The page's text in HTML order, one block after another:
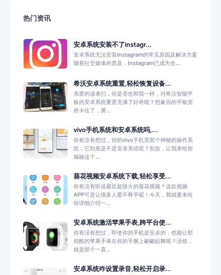
热门资讯
安卓系统安装不了instagr...
安卓系统无法安装Instagram的常见原因及解决方案
随着社交媒体的普及，Instagram已成为全...
希沃安卓系统重置,轻松恢复设备...
亲爱的读者们，你是否也和我一样，对希沃智能平
板的安卓系统重置充满了好奇呢？想象你的平板突
然卡住了，屏...
vivo手机系统和安卓系统吗,...
你有没有想过，你的vivo手机里那个神秘的操作系
统，它到底是不是安卓系统呢？别急，让我来给你
揭秘这个...
葵花视频安卓系统下载,轻松享受...
你有没有听说最近超级火的葵花视频？这款视频
APP可是让很多人爱不释手呢！今天，我就要来给
你详细介绍一...
安卓系统激活苹果手表,跨平台使...
你有没有想过，即使你的手机是安卓的，也能让那
炫酷的苹果手表在你的手腕上翩翩起舞呢？没错，
就是那个一直...
安卓系统咋设置录音,轻松开启录...